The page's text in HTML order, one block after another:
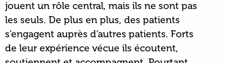
jouent un rôle central, mais ils ne sont pas
les seuls. De plus en plus, des patients
s’engagent auprès d’autres patients. Forts
de leur expérience vécue ils écoutent,